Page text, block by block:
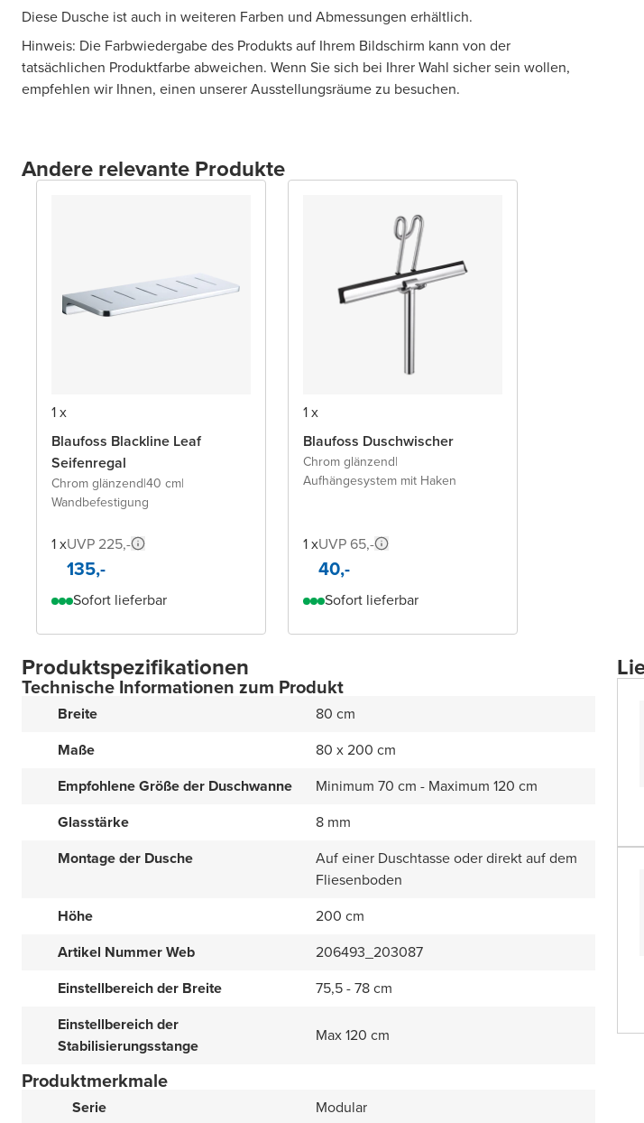
Diese Dusche ist auch in weiteren Farben und Abmessungen erhältlich.
Hinweis: Die Farbwiedergabe des Produkts auf Ihrem Bildschirm kann von der
tatsächlichen Produktfarbe abweichen. Wenn Sie sich bei Ihrer Wahl sicher sein wollen,
empfehlen wir Ihnen, einen unserer Ausstellungsräume zu besuchen.
Andere relevante Produkte
1 x
Blaufoss Blackline Leaf
Seifenregal
Chrom glänzend|40 cm|
Wandbefestigung
1 xUVP 225,-
135,-
Sofort lieferbar
1 x
Blaufoss Duschwischer
Chrom glänzend|
Aufhängesystem mit Haken
1 xUVP 65,-
40,-
Sofort lieferbar
Produktspezifikationen
Technische Informationen zum Produkt
Breite
80 cm
Maße
80 x 200 cm
Empfohlene Größe der Duschwanne
Minimum 70 cm - Maximum 120 cm
Glasstärke
8 mm
Montage der Dusche
Auf einer Duschtasse oder direkt auf dem
Fliesenboden
Höhe
200 cm
Artikel Nummer Web
206493_203087
Einstellbereich der Breite
75,5 - 78 cm
Einstellbereich der
Stabilisierungsstange
Max 120 cm
Produktmerkmale
Serie Modular